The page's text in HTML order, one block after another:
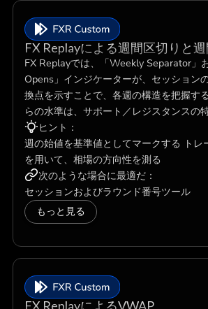
FX Replayによる週間区切りと
FX Replayでは、「Weekly Separator」
Opens」インジケーターが、セッション
換点を示すことで、各週の構造を把握す
らの水準は、サポート／レジスタンスの
ヒント：
週の始値を基準値としてマークする トレ
を用いて、相場の方向性を測る
次のような場合に最適だ：
セッションおよびラウンド番号ツール
もっと見る
FX ReplayによるVWAP